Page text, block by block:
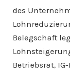
des
Belegschaft
Betriebsrat,